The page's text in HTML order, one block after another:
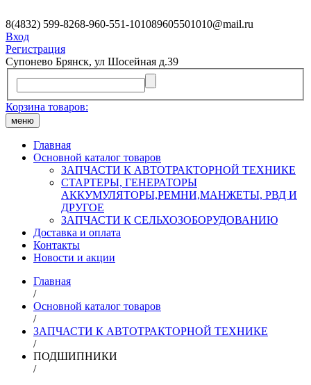
8(4832) 599-8268-960-551-101089605501010@mail.ru
Вход
Регистрация
Супонево Брянск, ул Шосейная д.39
Корзина товаров:
меню
Главная
Основной каталог товаров
ЗАПЧАСТИ К АВТОТРАКТОРНОЙ ТЕХНИКЕ
СТАРТЕРЫ, ГЕНЕРАТОРЫ
АККУМУЛЯТОРЫ,РЕМНИ,МАНЖЕТЫ, РВД И
ДРУГОЕ
ЗАПЧАСТИ К СЕЛЬХОЗОБОРУДОВАНИЮ
Доставка и оплата
Контакты
Новости и акции
Главная
/
Основной каталог товаров
/
ЗАПЧАСТИ К АВТОТРАКТОРНОЙ ТЕХНИКЕ
/
ПОДШИПНИКИ
/